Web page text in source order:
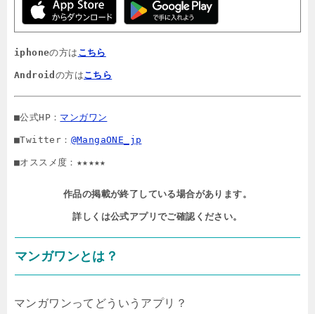
iphoneの方は こちら
Android の方はこちら
■公式HP： マンガワン
■Twitter： @MangaONE_jp
■オススメ度：★★★★★
作品の掲載が終了している場合があります。
詳しくは公式アプリでご確認ください。
マンガワンとは？
マンガワンってどういうアプリ？